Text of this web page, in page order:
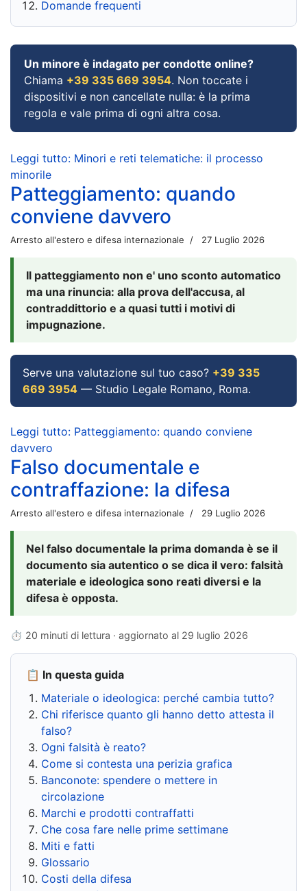
Domande frequenti
Un minore è indagato per condotte online?
Chiama +39 335 669 3954. Non toccate i
dispositivi e non cancellate nulla: è la prima
regola e vale prima di ogni altra cosa.
Leggi tutto: Minori e reti telematiche: il processo
minorile
Patteggiamento: quando
conviene davvero
Arresto all'estero e difesa internazionale 27 Luglio 2026
Il patteggiamento non e' uno sconto automatico
ma una rinuncia: alla prova dell'accusa, al
contraddittorio e a quasi tutti i motivi di
impugnazione.
Serve una valutazione sul tuo caso? +39 335
669 3954 — Studio Legale Romano, Roma.
Leggi tutto: Patteggiamento: quando conviene
davvero
Falso documentale e
contraffazione: la difesa
Arresto all'estero e difesa internazionale 29 Luglio 2026
Nel falso documentale la prima domanda è se il
documento sia autentico o se dica il vero: falsità
materiale e ideologica sono reati diversi e la
difesa è opposta.
⏱ 20 minuti di lettura · aggiornato al 29 luglio 2026
📋 In questa guida
Materiale o ideologica: perché cambia tutto?
Chi riferisce quanto gli hanno detto attesta il
falso?
Ogni falsità è reato?
Come si contesta una perizia grafica
Banconote: spendere o mettere in
circolazione
Marchi e prodotti contraffatti
Che cosa fare nelle prime settimane
Miti e fatti
Glossario
Costi della difesa